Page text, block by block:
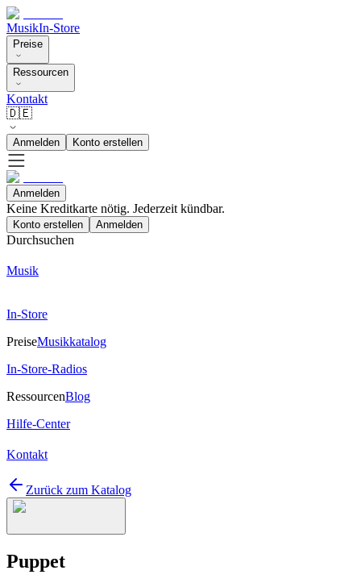
MusikIn-Store
Preise
Ressourcen
Kontakt
🇩🇪
Anmelden Konto erstellen
Anmelden
Keine Kreditkarte nötig. Jederzeit kündbar.
Konto erstellen Anmelden
Durchsuchen
Musik
In-Store
PreiseMusikkatalog
In-Store-Radios
RessourcenBlog
Hilfe-Center
Kontakt
Zurück zum Katalog
Puppet